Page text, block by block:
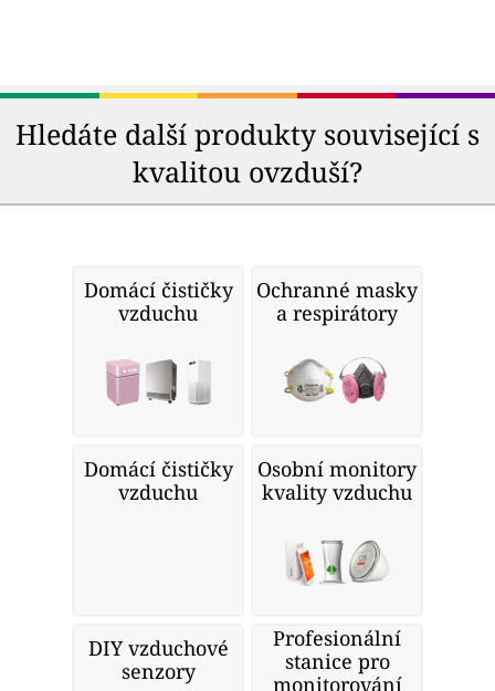
Hledáte další produkty související s
kvalitou ovzduší?
Domácí čističky
vzduchu
Ochranné masky
a respirátory
Domácí čističky
vzduchu
Osobní monitory
kvality vzduchu
DIY vzduchové
senzory
Profesionální
stanice pro
monitorování